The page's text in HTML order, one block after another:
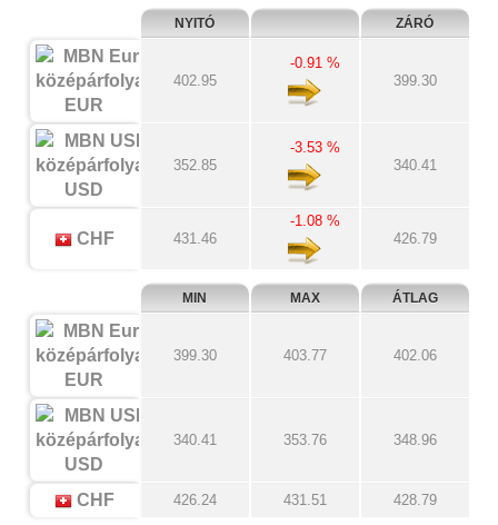
NYITÓ ZÁRÓ
EUR
402.95
-0.91 %
399.30
USD
352.85
-3.53 %
340.41
CHF 431.46
-1.08 %
426.79
MIN MAX ÁTLAG
EUR
399.30 403.77 402.06
USD
340.41 353.76 348.96
CHF 426.24 431.51 428.79